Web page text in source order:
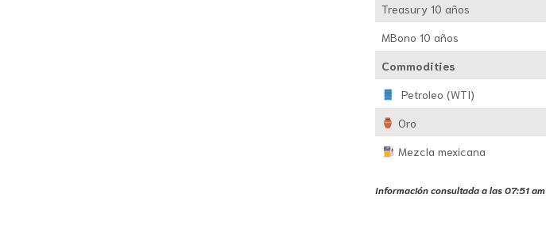
Treasury 10 años
MBono 10 años
Commodities
Petroleo (WTI)
Oro
Mezcla mexicana
Información consultada a las 07:51 am